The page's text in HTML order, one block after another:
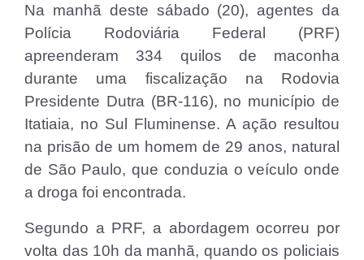
Na manhã deste sábado (20), agentes da
Polícia Rodoviária Federal (PRF)
apreenderam 334 quilos de maconha
durante uma fiscalização na Rodovia
Presidente Dutra (BR-116), no município de
Itatiaia, no Sul Fluminense. A ação resultou
na prisão de um homem de 29 anos, natural
de São Paulo, que conduzia o veículo onde
a droga foi encontrada.
Segundo a PRF, a abordagem ocorreu por
volta das 10h da manhã, quando os policiais